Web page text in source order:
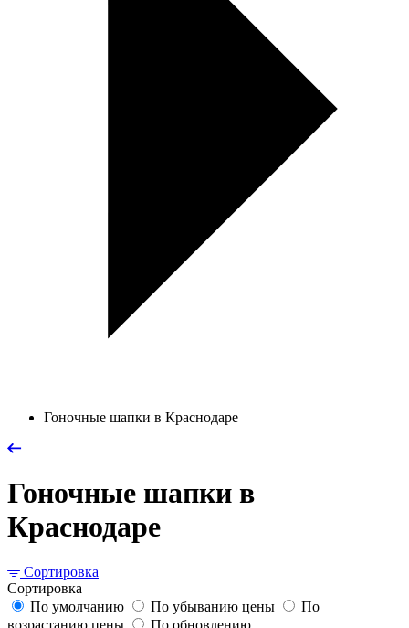
Гоночные шапки в Краснодаре
Гоночные шапки в
Краснодаре
Сортировка
Сортировка
По умолчанию
По убыванию цены
По
возрастанию цены
По обновлению